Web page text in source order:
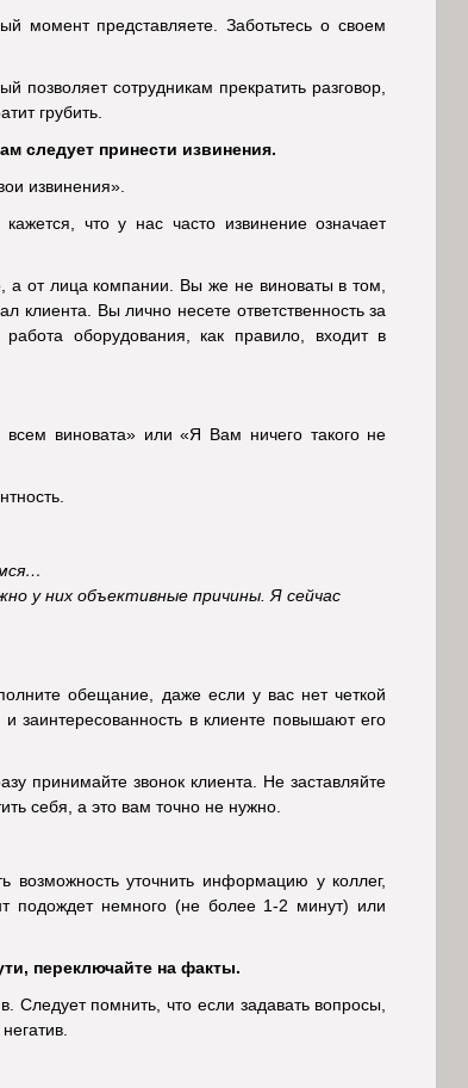
момент представляете. Заботьтесь о своем
позволяет сотрудникам прекратить разговор,
грубить.
следует принести извинения.
извинения».
что у нас часто извинение означает
а от лица компании. Вы же не виноваты в том,
клиента. Вы лично несете ответственность за
оборудования, как правило, входит в
виновата» или «Я Вам ничего такого не
у них объективные причины. Я сейчас
обещание, даже если у вас нет четкой
заинтересованность в клиенте повышают его
принимайте звонок клиента. Не заставляйте
себя, а это вам точно не нужно.
возможность уточнить информацию у коллег,
подождет немного (не более 1-2 минут) или
переключайте на факты.
Следует помнить, что если задавать вопросы,